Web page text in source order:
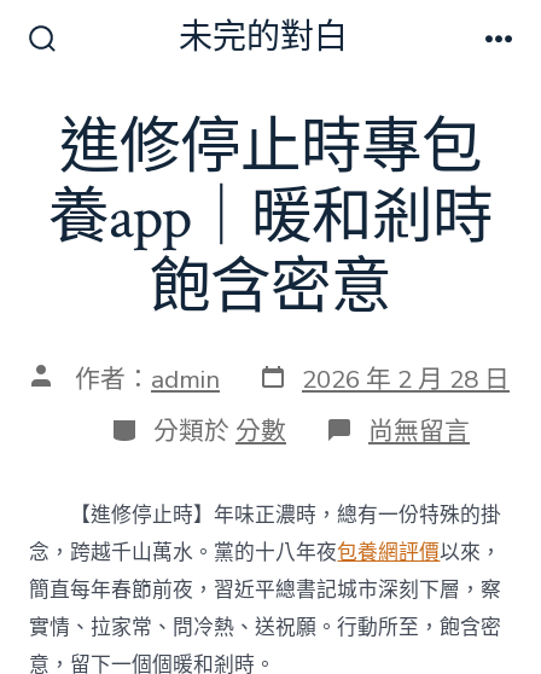
切
換
開
關
未完的對白
進修停止時專包
養app｜暖和剎時
飽含密意
文 作者： admin 發
表
日
期
2026 年 2 月 28 日
分
類
分類於 分數 在
〈進
停
止
時
專
包
養
app
尚無留言
【進修停止時】年味正濃時，總有一份特殊的掛
念，跨越千山萬水。黨的十八年夜包養網評價以來，
簡直每年春節前夜，習近平總書記城市深刻下層，察
實情、拉家常、問冷熱、送祝願。行動所至，飽含密
意，留下一個個暖和剎時。